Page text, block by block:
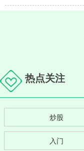
热点关注
炒股
入门